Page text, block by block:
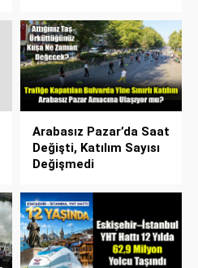
Arabasız Pazar’da Saat
Değişti, Katılım Sayısı
Değişmedi